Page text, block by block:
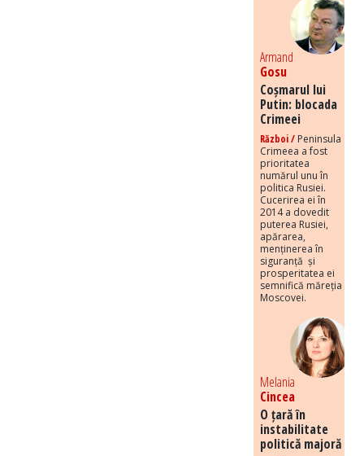
Armand
Gosu
Coșmarul lui
Putin: blocada
Crimeei
Război / Peninsula
Crimeea a fost
prioritatea
numărul unu în
politica Rusiei.
Cucerirea ei în
2014 a dovedit
puterea Rusiei,
apărarea,
menținerea în
siguranță și
prosperitatea ei
semnifică măreția
Moscovei.
Melania
Cincea
O țară în
instabilitate
politică majoră